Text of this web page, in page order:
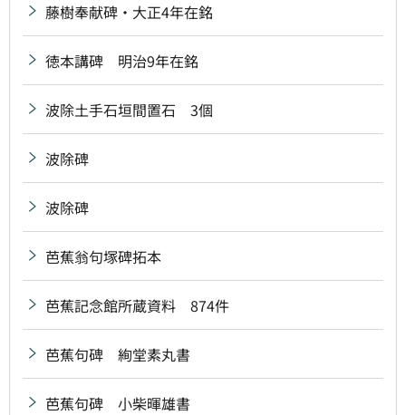
藤樹奉献碑・大正4年在銘
徳本講碑 明治9年在銘
波除土手石垣間置石 3個
波除碑
波除碑
芭蕉翁句塚碑拓本
芭蕉記念館所蔵資料 874件
芭蕉句碑 絢堂素丸書
芭蕉句碑 小柴暉雄書